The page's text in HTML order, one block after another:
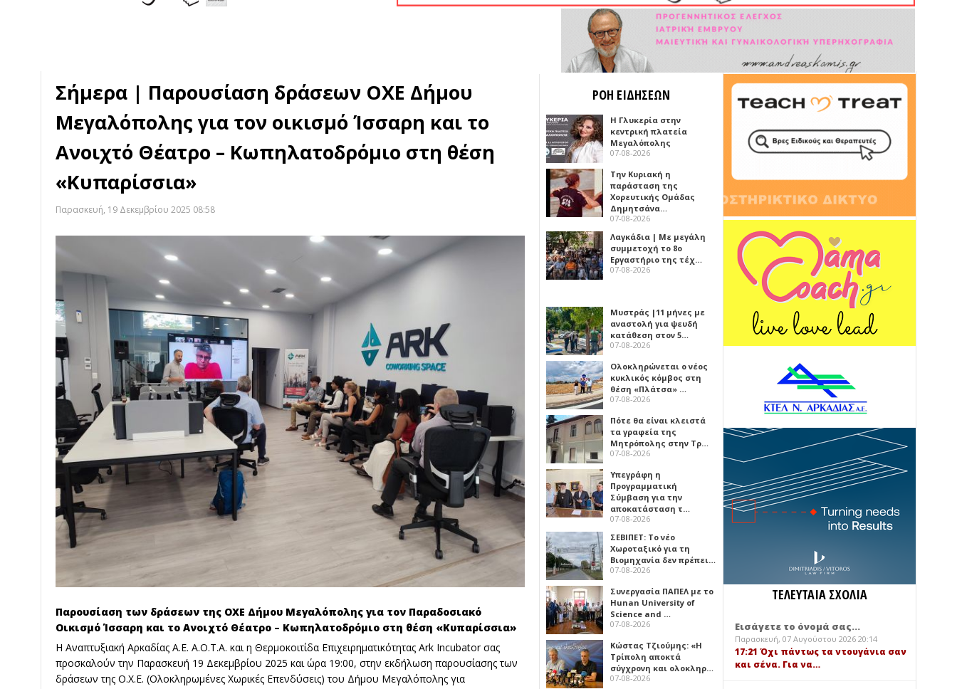
Σήμερα | Παρουσίαση δράσεων ΟΧΕ Δήμου
Μεγαλόπολης για τον οικισμό Ίσσαρη και το
Ανοιχτό Θέατρο – Κωπηλατοδρόμιο στη θέση
«Κυπαρίσσια»
Παρασκευή, 19 Δεκεμβρίου 2025 08:58
Παρουσίαση των δράσεων της ΟΧΕ Δήμου Μεγαλόπολης για τον Παραδοσιακό
Οικισμό Ίσσαρη και το Ανοιχτό Θέατρο – Κωπηλατοδρόμιο στη θέση «Κυπαρίσσια»
Η Αναπτυξιακή Αρκαδίας Α.Ε. Α.Ο.Τ.Α. και η Θερμοκοιτίδα Επιχειρηματικότητας Ark Incubator σας
προσκαλούν την Παρασκευή 19 Δεκεμβρίου 2025 και ώρα 19:00, στην εκδήλωση παρουσίασης των
δράσεων της Ο.Χ.Ε. (Ολοκληρωμένες Χωρικές Επενδύσεις) του Δήμου Μεγαλόπολης για
ΡΟΗ ΕΙΔΗΣΕΩΝ
Η Γλυκερία στην
κεντρική πλατεία
Μεγαλόπολης
07-08-2026
Την Κυριακή η
παράσταση της
Χορευτικής Ομάδας
Δημητσάνα…
07-08-2026
Λαγκάδια | Με μεγάλη
συμμετοχή το 8ο
Εργαστήριο της τέχ…
07-08-2026
Μυστράς |11 μήνες με
αναστολή για ψευδή
κατάθεση στον 5…
07-08-2026
Ολοκληρώνεται ο νέος
κυκλικός κόμβος στη
θέση «Πλάτσα» …
07-08-2026
Πότε θα είναι κλειστά
τα γραφεία της
Μητρόπολης στην Τρ…
07-08-2026
Υπεγράφη η
Προγραμματική
Σύμβαση για την
αποκατάσταση τ…
07-08-2026
ΣΕΒΙΠΕΤ: Το νέο
Χωροταξικό για τη
Βιομηχανία δεν πρέπει…
07-08-2026
Συνεργασία ΠΑΠΕΛ με το
Hunan University of
Science and …
07-08-2026
Κώστας Τζιούμης: «Η
Τρίπολη αποκτά
σύγχρονη και ολοκληρ…
07-08-2026
ΤΕΛΕΥΤΑΙΑ ΣΧΟΛΙΑ
Εισάγετε το όνομά σας...
Παρασκευή, 07 Αυγούστου 2026 20:14
17:21 Όχι πάντως τα ντουγάνια σαν
και σένα. Για να…